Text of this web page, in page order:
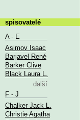
spisovatelé
A - E
Asimov Isaac
Barjavel René
Barker Clive
Black Laura L.
další
F - J
Chalker Jack L.
Christie Agatha